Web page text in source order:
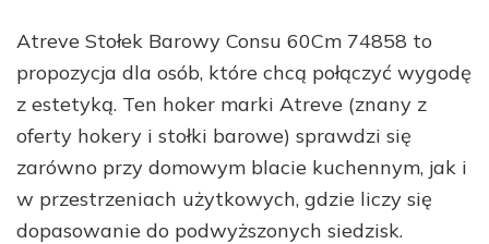
Atreve Stołek Barowy Consu 60Cm 74858 to
propozycja dla osób, które chcą połączyć wygodę
z estetyką. Ten hoker marki Atreve (znany z
oferty hokery i stołki barowe) sprawdzi się
zarówno przy domowym blacie kuchennym, jak i
w przestrzeniach użytkowych, gdzie liczy się
dopasowanie do podwyższonych siedzisk.